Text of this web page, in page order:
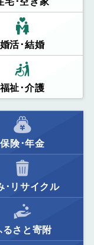
婚活･結婚
福祉･介護
保険･年金
･リサイクル
るさと寄附